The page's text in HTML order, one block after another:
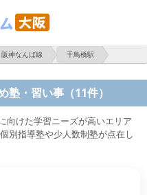
阪神なんば線 千鳥橋駅
塾・習い事（11件）
向けた学習ニーズが高いエリア
別指導塾や少人数制塾が点在し